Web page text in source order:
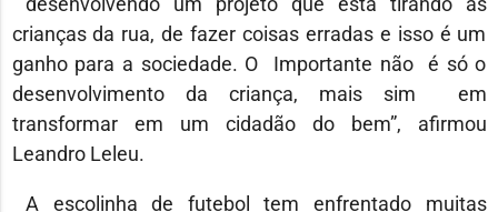
crianças da rua, de fazer coisas erradas e isso é um
ganho para a sociedade. O Importante não é só o
desenvolvimento da criança, mais sim em
transformar em um cidadão do bem”, afirmou
Leandro Leleu.
A escolinha de futebol tem enfrentado muitas